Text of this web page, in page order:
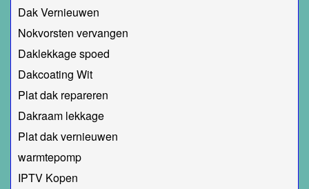
Dak Vernieuwen
Nokvorsten vervangen
Daklekkage spoed
Dakcoating Wit
Plat dak repareren
Dakraam lekkage
Plat dak vernieuwen
warmtepomp
IPTV Kopen